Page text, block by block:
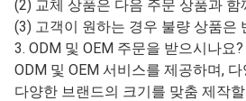
(2) 교체 상품은 다음 주문 상품과 함
(3) 고객이 원하는 경우 불량 상품은
3. ODM 및 OEM 주문을 받으시나요
ODM 및 OEM 서비스를 제공하며,
다양한 브랜드의 크기를 맞춤 제작